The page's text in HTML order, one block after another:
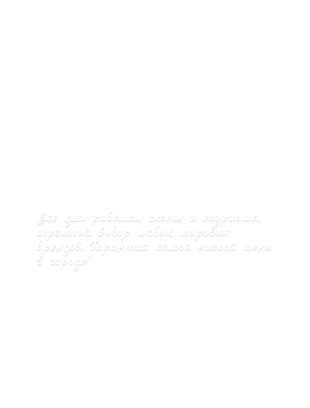
Все для рыбалки, охоты и туризма,
огромный выбор любых мировых
брендов. Гарантия самой низкой цены
в городе!